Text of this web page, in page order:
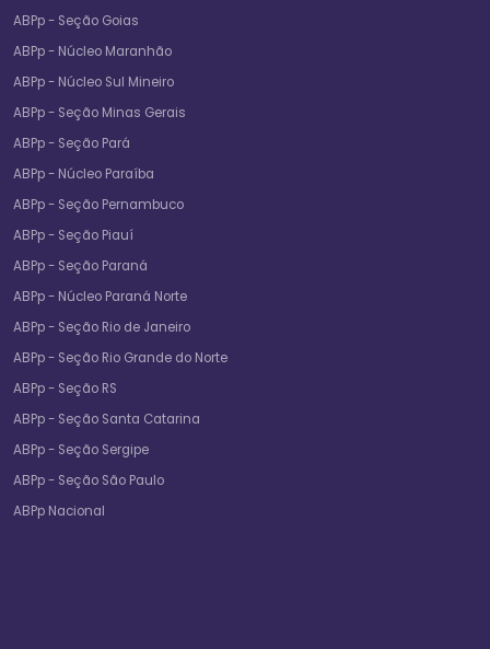
ABPp - Seção Goias
ABPp - Núcleo Maranhão
ABPp - Núcleo Sul Mineiro
ABPp - Seção Minas Gerais
ABPp - Seção Pará
ABPp - Núcleo Paraíba
ABPp - Seção Pernambuco
ABPp - Seção Piauí
ABPp - Seção Paraná
ABPp - Núcleo Paraná Norte
ABPp - Seção Rio de Janeiro
ABPp - Seção Rio Grande do Norte
ABPp - Seção RS
ABPp - Seção Santa Catarina
ABPp - Seção Sergipe
ABPp - Seção São Paulo
ABPp Nacional